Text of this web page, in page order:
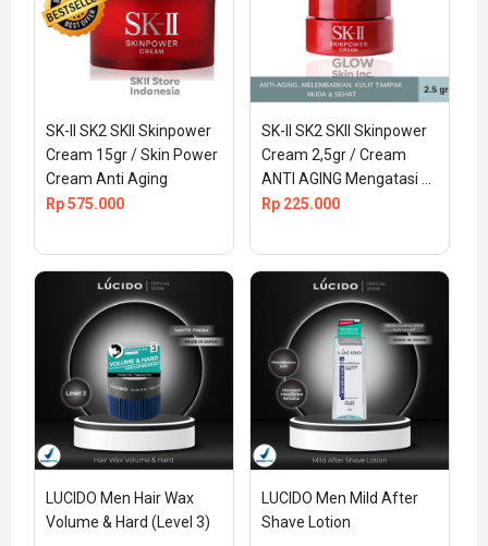
SK-II SK2 SKII Skinpower
Cream 15gr / Skin Power
Cream Anti Aging
Rp575.000
SK-II SK2 SKII Skinpower
Cream 2,5gr / Cream
ANTI AGING Mengatasi
Kerutan Wajah
Rp 225.000
LUCIDO Men Hair Wax
Volume & Hard (Level 3)
LUCIDO Men Mild After
Shave Lotion